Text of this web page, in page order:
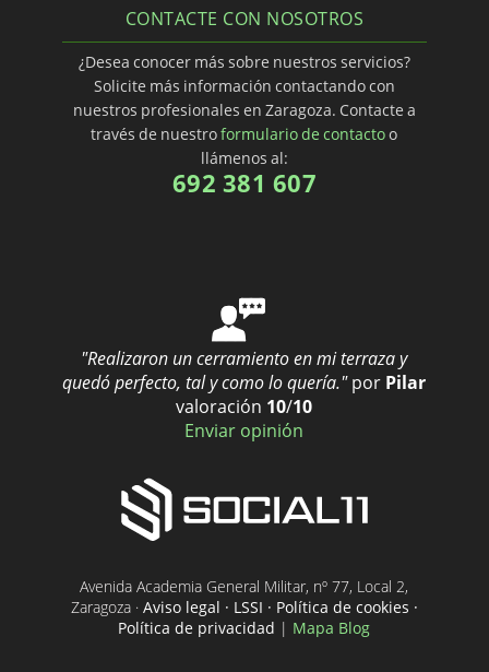
CONTACTE CON NOSOTROS
¿Desea conocer más sobre nuestros servicios?
Solicite más información contactando con
nuestros profesionales en Zaragoza. Contacte a
través de nuestroformulario de contactoo
llámenos al:
692 381 607
"Realizaron un cerramiento en mi terraza y
quedó perfecto, tal y como lo quería." por Pilar
valoración 10/10
Enviar opinión
Avenida Academia General Militar, nº 77, Local 2,
Zaragoza · Aviso legal · LSSI · Política de cookies ·
Política de privacidad | Mapa Blog